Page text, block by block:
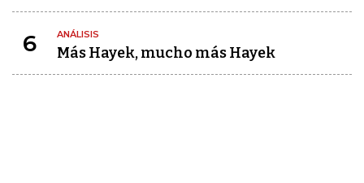
6 ANÁLISIS
Más Hayek, mucho más Hayek